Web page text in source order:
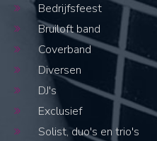
Bedrijfsfeest
Bruiloft band
Coverband
Diversen
DJ's
Exclusief
Solist, duo's en trio's